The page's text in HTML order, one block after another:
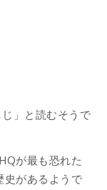
」と読むそうで
が最も恐れた
史があるようで